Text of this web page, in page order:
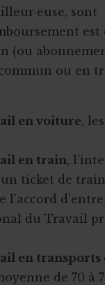
sont
est
(ou
ou en
en voiture,
en train,
ticket de
l’accord
du Travail
en transports
de 70 à